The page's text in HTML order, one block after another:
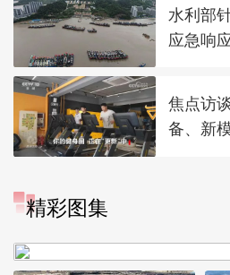
水利部
应急响
焦点访
备、新
精彩图集
“大地指纹”奏响夏夜文旅乐